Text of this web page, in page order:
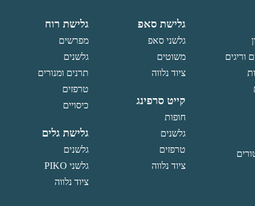
וריגים
גלישת סאפ
גלשני סאפ
משוטים
ציוד נלווה
קייט סרפינג
חופות
גלשנים
טרפזים
ציוד נלווה
גלישת רוח
מפרשים
גלשנים
תרנים ומנורים
טרפזים
כיסויים
גלישת גלים
גלשנים
גלשני PIKO
ציוד נלווה